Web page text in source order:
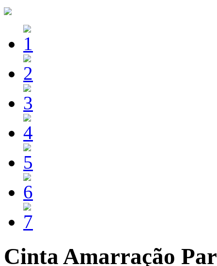
Cinta Amarração